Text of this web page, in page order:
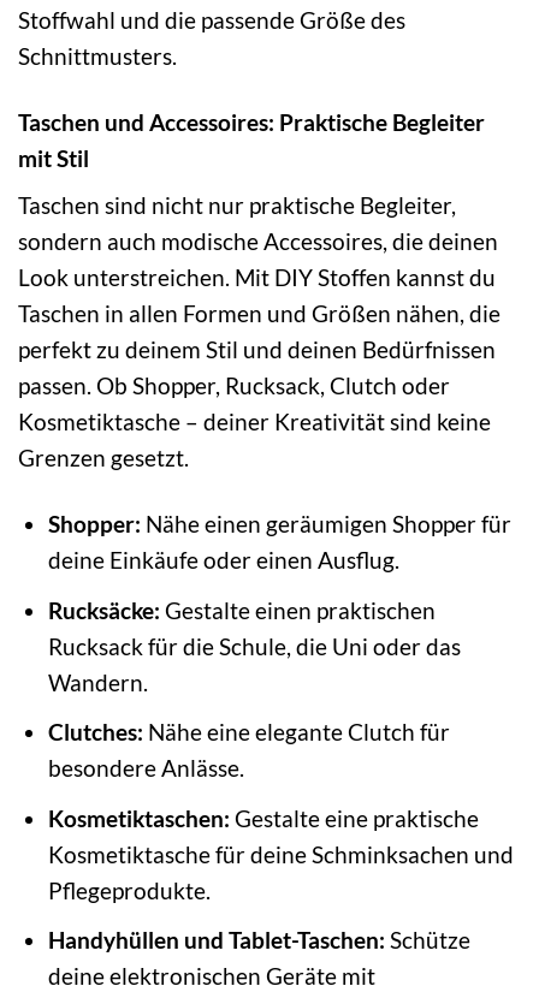
Stoffwahl und die passende Größe des
Schnittmusters.
Taschen und Accessoires: Praktische Begleiter
mit Stil
Taschen sind nicht nur praktische Begleiter,
sondern auch modische Accessoires, die deinen
Look unterstreichen. Mit DIY Stoffen kannst du
Taschen in allen Formen und Größen nähen, die
perfekt zu deinem Stil und deinen Bedürfnissen
passen. Ob Shopper, Rucksack, Clutch oder
Kosmetiktasche – deiner Kreativität sind keine
Grenzen gesetzt.
Shopper: Nähe einen geräumigen Shopper für
deine Einkäufe oder einen Ausflug.
Rucksäcke: Gestalte einen praktischen
Rucksack für die Schule, die Uni oder das
Wandern.
Clutches: Nähe eine elegante Clutch für
besondere Anlässe.
Kosmetiktaschen: Gestalte eine praktische
Kosmetiktasche für deine Schminksachen und
Pflegeprodukte.
Handyhüllen und Tablet-Taschen: Schütze
deine elektronischen Geräte mit